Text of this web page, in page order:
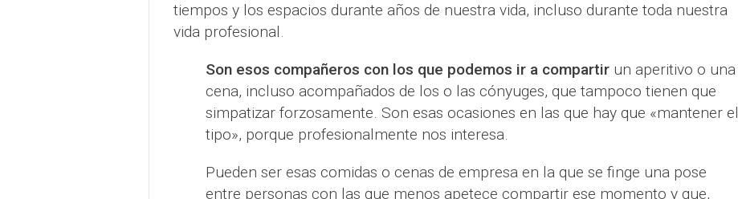
tiempos y los espacios durante años de nuestra vida, incluso durante toda nuestra
vida profesional.
Son esos compañeros con los que podemos ir a compartirun aperitivo o una
cena, incluso acompañados de los o las cónyuges, que tampoco tienen que
simpatizar forzosamente. Son esas ocasiones en las que hay que «mantener el
tipo», porque profesionalmente nos interesa.
Pueden ser esas comidas o cenas de empresa en la que se finge una pose
entre personas con las que menos apetece compartir ese momento y que,